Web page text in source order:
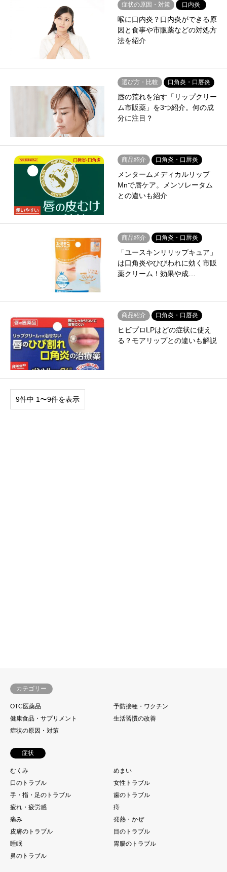
症状の原因・対策 口内炎
喉に口内炎？口内炎ができる原
因と食事や市販薬などの対処方
法を紹介
選び方・比較 口角炎・口唇炎
唇の荒れを治す「リップクリー
ム市販薬」を3つ紹介。何の成
分に注目？
商品紹介 口角炎・口唇炎
メンタームメディカルリップ
Mnで唇ケア。メンソレータム
との違いも紹介
商品紹介 口角炎・口唇炎
「ユースキンリリップキュア」
は口角炎やひびわれに効く市販
薬クリーム！効果や成…
商品紹介 口角炎・口唇炎
ヒビプロLPはどの症状に使え
る？モアリップとの違いも解説
9件中 1〜9件を表示
カテゴリー
OTC医薬品
予防接種・ワクチン
健康食品・サプリメント
生活習慣の改善
症状の原因・対策
症状
むくみ
めまい
口のトラブル
女性トラブル
手・指・足のトラブル
歯のトラブル
疲れ・疲労感
痔
痛み
発熱・かぜ
皮膚のトラブル
目のトラブル
睡眠
胃腸のトラブル
鼻のトラブル